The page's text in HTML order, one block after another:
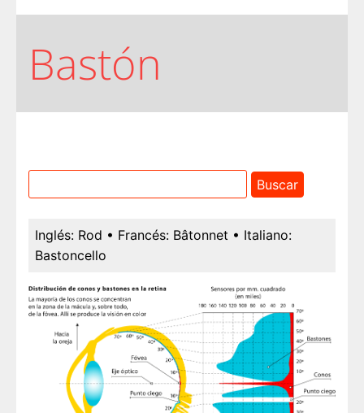
Bastón
Inglés: Rod • Francés: Bâtonnet • Italiano:
Bastoncello